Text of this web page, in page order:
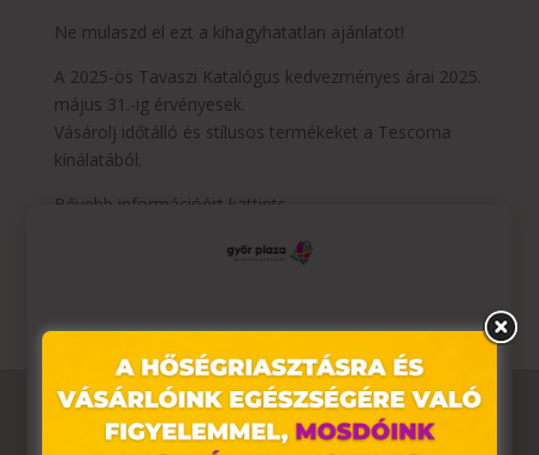
Ne mulaszd el ezt a kihagyhatatlan ajánlatot!
A 2025-ös Tavaszi Katalógus kedvezményes árai 2025.
május 31.-ig érvényesek.
Vásárolj időtálló és stílusos termékeket a Tescoma
kínálatából.
Bővebb információért kattints
2025.03.03. – 2025. 05. 31
Weboldalunkon „cookie"-kat (továbbiakban „süti")
alkalmazunk. Ezek olyan fájlok, melyek információt
tárolnak webes böngészőjében. Ehhez az Ön